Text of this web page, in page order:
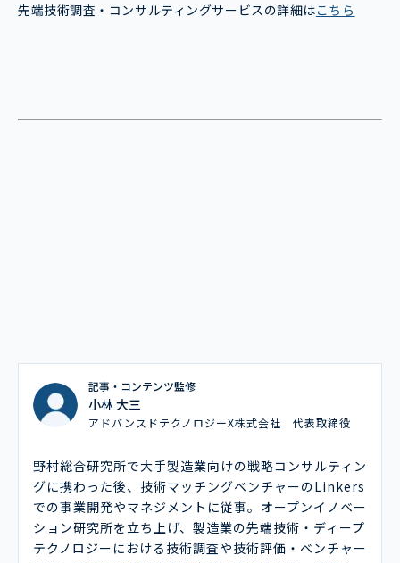
先端技術調査・コンサルティングサービスの詳細はこちら
記事・コンテンツ監修
小林 大三
アドバンスドテクノロジーX株式会社 代表取締役
野村総合研究所で大手製造業向けの戦略コンサルティン
グに携わった後、技術マッチングベンチャーのLinkers
での事業開発やマネジメントに従事。オープンイノベー
ション研究所を立ち上げ、製造業の先端技術・ディープ
テクノロジーにおける技術調査や技術評価・ベンチャー